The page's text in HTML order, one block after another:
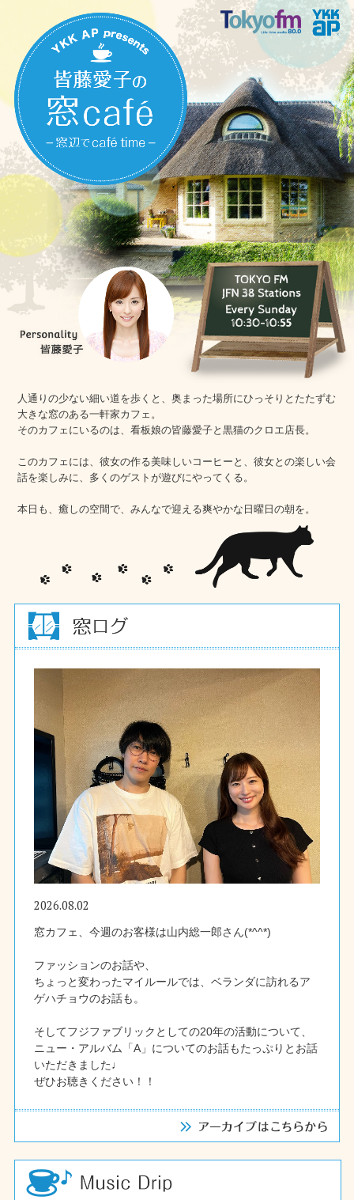
人通りの少ない細い道を歩くと、奥まった場所にひっそりとたたずむ
大きな窓のある一軒家カフェ。
そのカフェにいるのは、看板娘の皆藤愛子と黒猫のクロエ店長。
このカフェには、彼女の作る美味しいコーヒーと、彼女との楽しい会
話を楽しみに、多くのゲストが遊びにやってくる。
本日も、癒しの空間で、みんなで迎える爽やかな日曜日の朝を。
2026.08.02
窓カフェ、今週のお客様は山内総一郎さん(*^^*)
ファッションのお話や、
ちょっと変わったマイルールでは、ベランダに訪れるア
ゲハチョウのお話も。
そしてフジファブリックとしての20年の活動について、
ニュー・アルバム「A」についてのお話もたっぷりとお話
いただきました♩
ぜひお聴きください！！